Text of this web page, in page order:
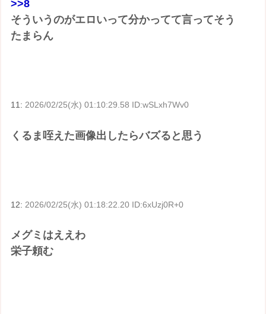
>>8
そういうのがエロいって分かってて言ってそう
たまらん
11:2026/02/25(水) 01:10:29.58 ID:wSLxh7Wv0
くるま咥えた画像出したらバズると思う
12: 2026/02/25(水) 01:18:22.20 ID:6xUzj0R+0
メグミはええわ
栄子頼む